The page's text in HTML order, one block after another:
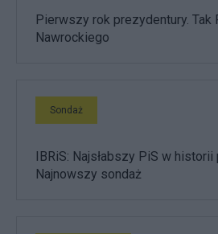
Pierwszy rok prezydentury. Tak
Nawrockiego
Sondaż
IBRiS: Najsłabszy PiS w historii
Najnowszy sondaż